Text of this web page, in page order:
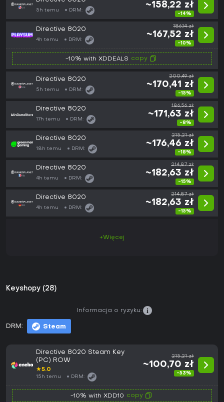
5h temu DRM:
~158,22 zł
-14%
Directive 8020
4h temu DRM:
186,14 zł
~167,52 zł
-10%
-10% with XDDEALS copy
Directive 8020
5h temu DRM:
200,49 zł
~170,41 zł
-15%
Directive 8020
17h temu DRM:
186,56 zł
~171,63 zł
-8%
Directive 8020
18h temu DRM:
215,21 zł
~176,46 zł
-18%
Directive 8020
4h temu DRM:
214,87 zł
~182,63 zł
-15%
Directive 8020
4h temu DRM:
214,87 zł
~182,63 zł
-15%
+Więcej
Keyshopy (28)
DRM: Steam
Informacja o ryzyku:
Directive 8020 Steam Key
(PC) ROW
★5.0
15h temu DRM:
215,21 zł
~100,70 zł
-53%
-10% with XDD10 copy